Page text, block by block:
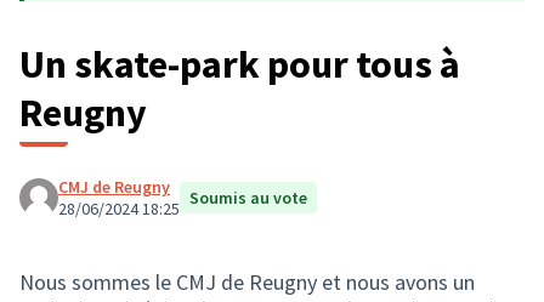
Un skate-park pour tous à
Reugny
CMJ de Reugny
28/06/2024 18:25 Soumis au vote
Nous sommes le CMJ de Reugny et nous avons un